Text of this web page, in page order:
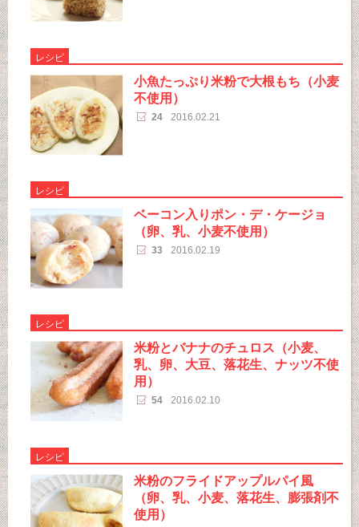
レシピ
小魚たっぷり米粉で大根もち（小麦
不使用）
24 2016.02.21
レシピ
ベーコン入りポン・デ・ケージョ
（卵、乳、小麦不使用）
33 2016.02.19
レシピ
米粉とバナナのチュロス（小麦、
乳、卵、大豆、落花生、ナッツ不使
用）
54 2016.02.10
レシピ
米粉のフライドアップルパイ風
（卵、乳、小麦、落花生、膨張剤不
使用）